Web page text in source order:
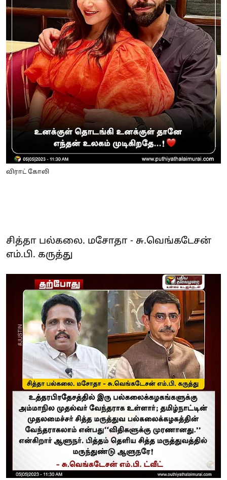
விராட் கோலி
சித்தா பல்கலை. மசோதா - சு.வெங்கடேசன்
எம்.பி. கருத்து